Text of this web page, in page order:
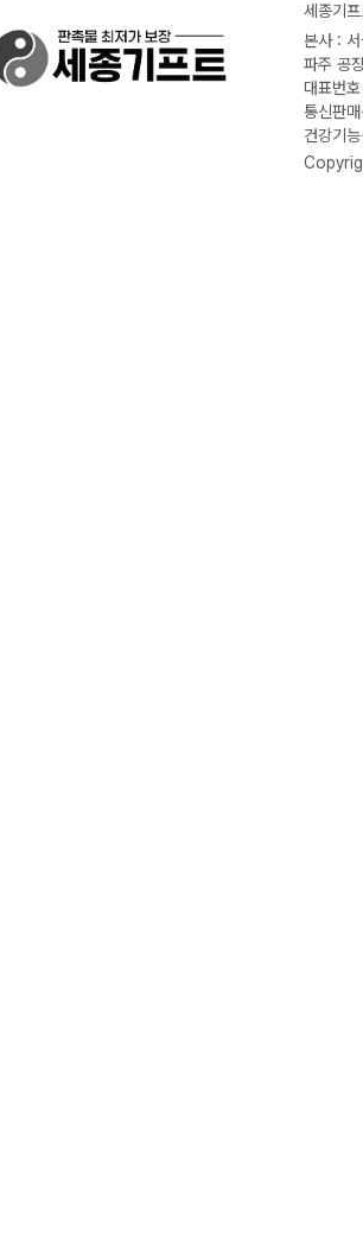
세종기
본사 :
파주 공
대표번
통신판
건강기